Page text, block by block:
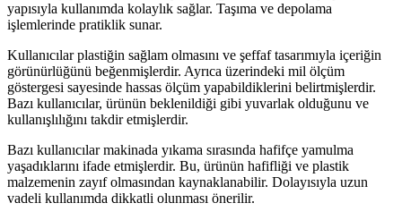
yapısıyla kullanımda kolaylık sağlar. Taşıma ve depolama
işlemlerinde pratiklik sunar.
Kullanıcılar plastiğin sağlam olmasını ve şeffaf tasarımıyla içeriğin
görünürlüğünü beğenmişlerdir. Ayrıca üzerindeki mil ölçüm
göstergesi sayesinde hassas ölçüm yapabildiklerini belirtmişlerdir.
Bazı kullanıcılar, ürünün beklenildiği gibi yuvarlak olduğunu ve
kullanışlılığını takdir etmişlerdir.
Bazı kullanıcılar makinada yıkama sırasında hafifçe yamulma
yaşadıklarını ifade etmişlerdir. Bu, ürünün hafifliği ve plastik
malzemenin zayıf olmasından kaynaklanabilir. Dolayısıyla uzun
vadeli kullanımda dikkatli olunması önerilir.